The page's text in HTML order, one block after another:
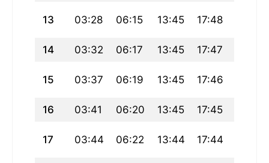
13 03:28 06:15 13:45 17:48
14 03:32 06:17 13:45 17:47
15 03:37 06:19 13:45 17:46
16 03:41 06:20 13:45 17:45
17 03:44 06:22 13:44 17:44